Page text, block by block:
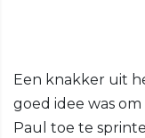
Een knakker uit
goed idee was
Paul toe te